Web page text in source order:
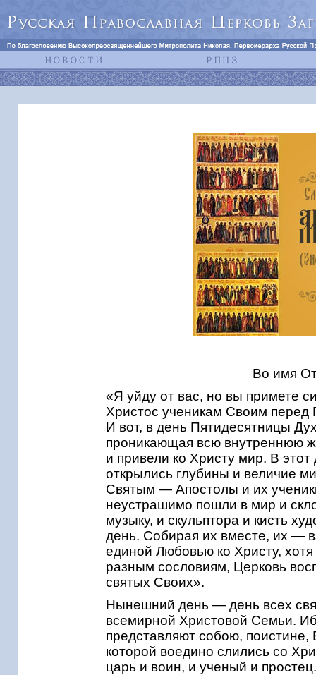
Во имя
«Я уйду от вас, но вы примете
Христос ученикам Своим перед
И вот, в день Пятидесятницы
проникающая всю внутреннюю
и привели ко Христу мир. В
открылись глубины и величие
Святым — Апостолы и их
неустрашимо пошли в мир и
музыку, и скульптора и кисть
день. Собирая их вместе, их —
единой Любовью ко Христу,
разным сословиям, Церковь
святых Своих».
Нынешний день — день всех
всемирной Христовой Семьи.
представляют собою,
которой воедино слились со
царь и воин, и ученый и простец.